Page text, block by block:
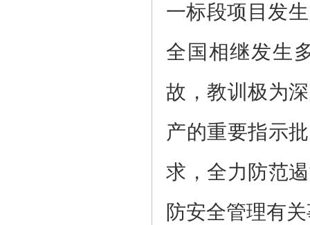
一标段项目发
全国相继发生
故，教训极为
产的重要指示
求，全力防范
防安全管理有